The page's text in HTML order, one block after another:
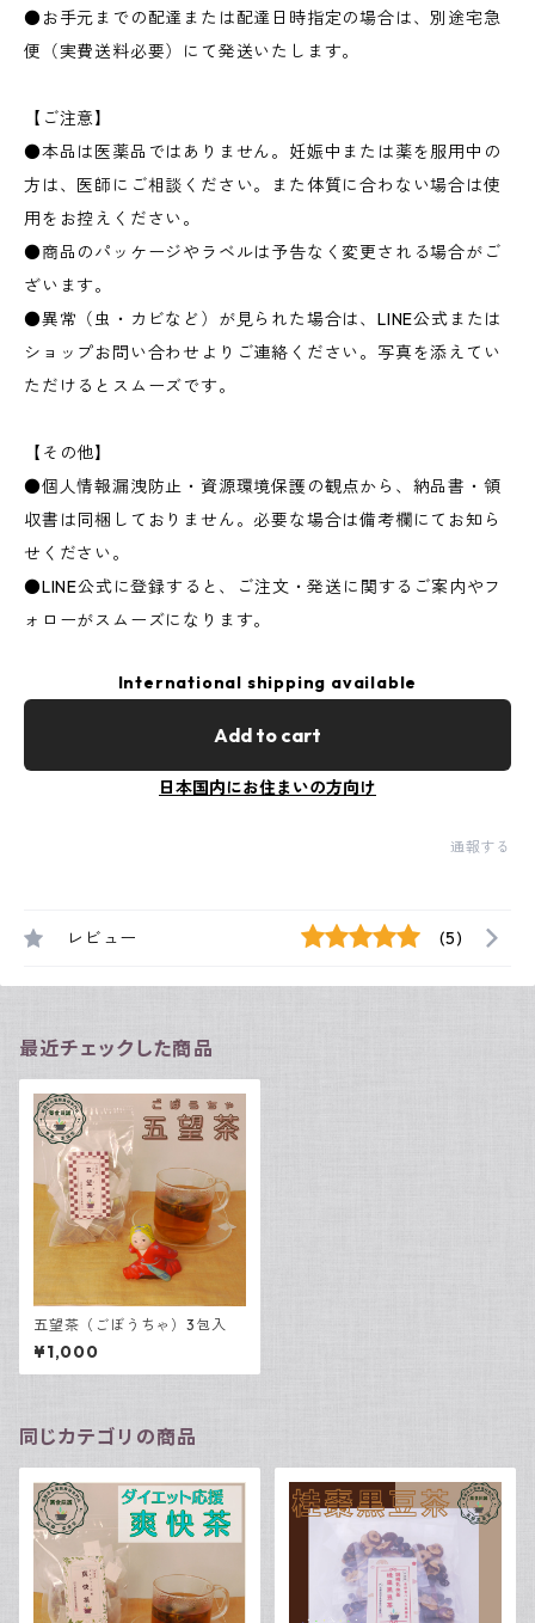
●お手元までの配達または配達日時指定の場合は、別途宅急
便（実費送料必要）にて発送いたします。
【ご注意】
●本品は医薬品ではありません。妊娠中または薬を服用中の
方は、医師にご相談ください。また体質に合わない場合は使
用をお控えください。
●商品のパッケージやラベルは予告なく変更される場合がご
ざいます。
●異常（虫・カビなど）が見られた場合は、LINE公式または
ショップお問い合わせよりご連絡ください。写真を添えてい
ただけるとスムーズです。
【その他】
●個人情報漏洩防止・資源環境保護の観点から、納品書・領
収書は同梱しておりません。必要な場合は備考欄にてお知ら
せください。
●LINE公式に登録すると、ご注文・発送に関するご案内やフ
ォローがスムーズになります。
International shipping available
Add to cart
日本国内にお住まいの方向け
通報する
レビュー (5)
最近チェックした商品
五望茶（ごぼうちゃ）3包入
¥1,000
同じカテゴリの商品